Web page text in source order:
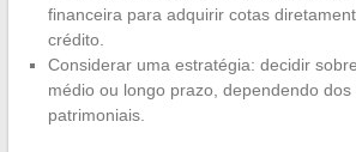
financeira para adquirir cotas
crédito.
Considerar uma estratégia: decidir
médio ou longo prazo, dependendo dos
patrimoniais.